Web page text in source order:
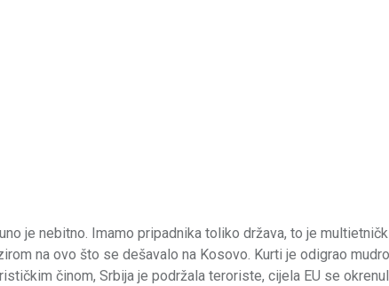
je nebitno. Imamo pripadnika toliko država, to je
na ovo što se dešavalo na Kosovo. Kurti je odigrao
činom, Srbija je podržala teroriste, cijela EU se